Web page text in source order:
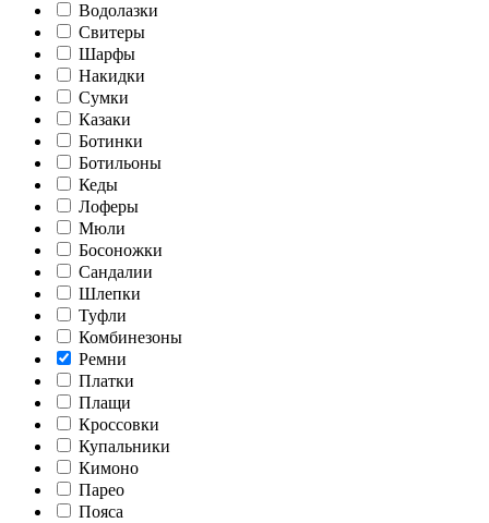
Водолазки
Свитеры
Шарфы
Накидки
Сумки
Казаки
Ботинки
Ботильоны
Кеды
Лоферы
Мюли
Босоножки
Сандалии
Шлепки
Туфли
Комбинезоны
Ремни
Платки
Плащи
Кроссовки
Купальники
Кимоно
Парео
Пояса